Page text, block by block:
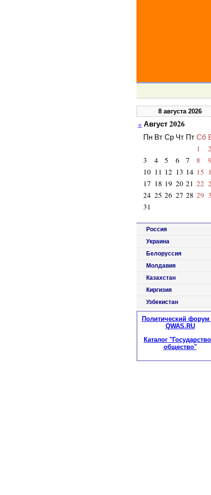
8 августа 2026
« Август 2026
Пн Вт Ср Чт Пт Сб
1
2
3
4 5 6 7 8
9
10 11 12 13 14 15
17 18 19 20 21 22
24 25 26 27 28 29
31
Россия
Украина
Белоруссия
Молдавия
Казахстан
Киргизия
Узбекистан
Политический форум
QWAS.RU
Каталог
общество"